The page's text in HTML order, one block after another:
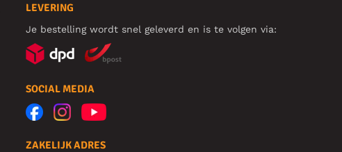
LEVERING
Je bestelling wordt snel geleverd en is te volgen via:
SOCIAL MEDIA
ZAKELIJK ADRES